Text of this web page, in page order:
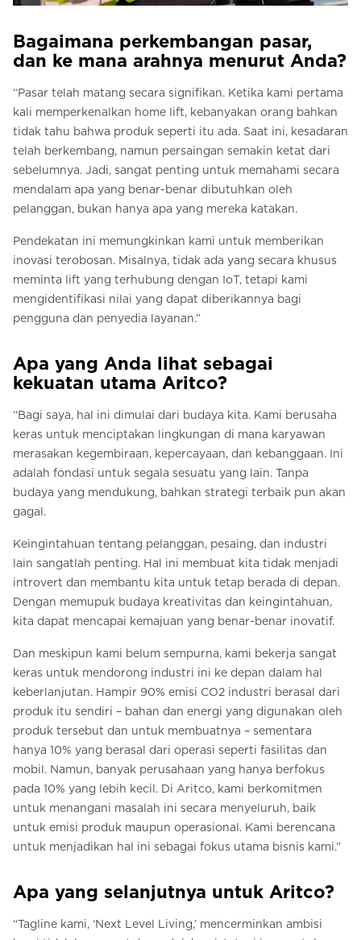
Bagaimana perkembangan pasar,
dan ke mana arahnya menurut Anda?
“Pasar telah matang secara signifikan. Ketika kami pertama
kali memperkenalkan home lift, kebanyakan orang bahkan
tidak tahu bahwa produk seperti itu ada. Saat ini, kesadaran
telah berkembang, namun persaingan semakin ketat dari
sebelumnya. Jadi, sangat penting untuk memahami secara
mendalam apa yang benar-benar dibutuhkan oleh
pelanggan, bukan hanya apa yang mereka katakan.
Pendekatan ini memungkinkan kami untuk memberikan
inovasi terobosan. Misalnya, tidak ada yang secara khusus
meminta lift yang terhubung dengan IoT, tetapi kami
mengidentifikasi nilai yang dapat diberikannya bagi
pengguna dan penyedia layanan.”
Apa yang Anda lihat sebagai
kekuatan utama Aritco?
“Bagi saya, hal ini dimulai dari budaya kita. Kami berusaha
keras untuk menciptakan lingkungan di mana karyawan
merasakan kegembiraan, kepercayaan, dan kebanggaan. Ini
adalah fondasi untuk segala sesuatu yang lain. Tanpa
budaya yang mendukung, bahkan strategi terbaik pun akan
gagal.
Keingintahuan tentang pelanggan, pesaing, dan industri
lain sangatlah penting. Hal ini membuat kita tidak menjadi
introvert dan membantu kita untuk tetap berada di depan.
Dengan memupuk budaya kreativitas dan keingintahuan,
kita dapat mencapai kemajuan yang benar-benar inovatif.
Dan meskipun kami belum sempurna, kami bekerja sangat
keras untuk mendorong industri ini ke depan dalam hal
keberlanjutan. Hampir 90% emisi CO2 industri berasal dari
produk itu sendiri – bahan dan energi yang digunakan oleh
produk tersebut dan untuk membuatnya – sementara
hanya 10% yang berasal dari operasi seperti fasilitas dan
mobil. Namun, banyak perusahaan yang hanya berfokus
pada 10% yang lebih kecil. Di Aritco, kami berkomitmen
untuk menangani masalah ini secara menyeluruh, baik
untuk emisi produk maupun operasional. Kami berencana
untuk menjadikan hal ini sebagai fokus utama bisnis kami.”
Apa yang selanjutnya untuk Aritco?
“Tagline kami, ‘Next Level Living,’ mencerminkan ambisi